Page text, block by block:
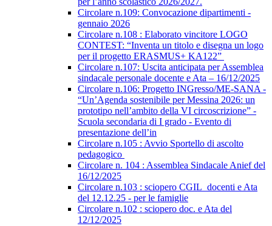
Circolare n.109: Convocazione dipartimenti -
gennaio 2026
Circolare n.108 : Elaborato vincitore LOGO
CONTEST: “Inventa un titolo e disegna un logo
per il progetto ERASMUS+ KA122”
Circolare n.107: Uscita anticipata per Assemblea
sindacale personale docente e Ata – 16/12/2025
Circolare n.106: Progetto INGresso/ME-SANA -
“Un’Agenda sostenibile per Messina 2026: un
prototipo nell’ambito della VI circoscrizione” -
Scuola secondaria di I grado - Evento di
presentazione dell’in
Circolare n.105 : Avvio Sportello di ascolto
pedagogico
Circolare n. 104 : Assemblea Sindacale Anief del
16/12/2025
Circolare n.103 : sciopero CGIL_docenti e Ata
del 12.12.25 - per le famiglie
Circolare n.102 : sciopero doc. e Ata del
12/12/2025